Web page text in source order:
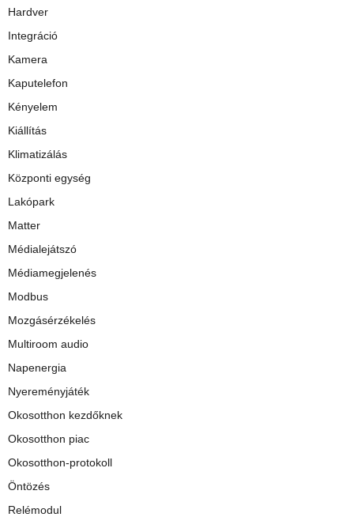
Hardver
Integráció
Kamera
Kaputelefon
Kényelem
Kiállítás
Klimatizálás
Központi egység
Lakópark
Matter
Médialejátszó
Médiamegjelenés
Modbus
Mozgásérzékelés
Multiroom audio
Napenergia
Nyereményjáték
Okosotthon kezdőknek
Okosotthon piac
Okosotthon-protokoll
Öntözés
Relémodul